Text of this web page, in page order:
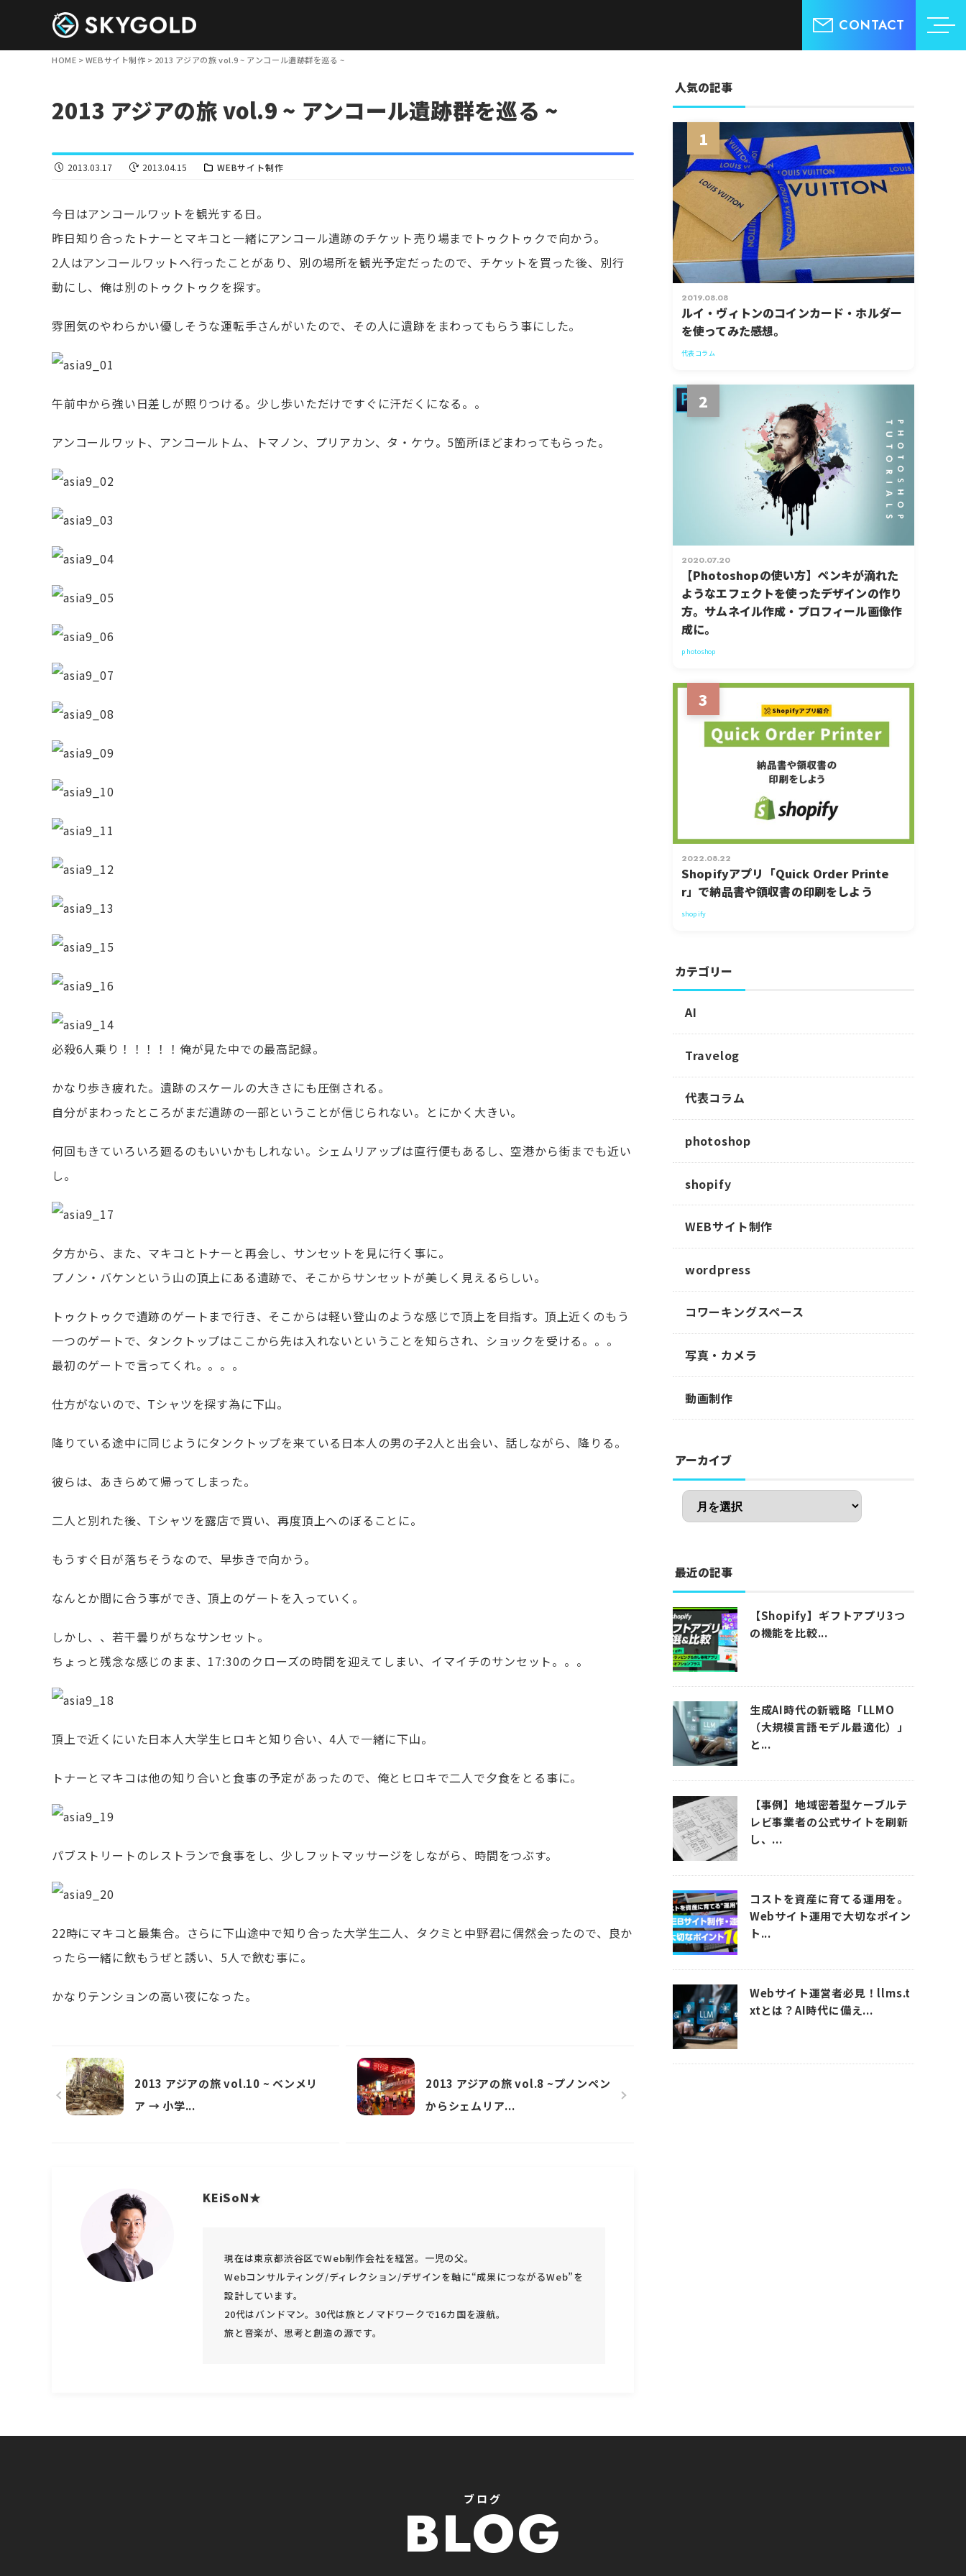
CONTACT
HOME >WEBサイト制作 > 2013 アジアの旅 vol.9 ~ アンコール遺跡群を巡る ~
2013 アジアの旅 vol.9 ~ アンコール遺跡群を巡る ~
2013.03.17 2013.04.15 WEBサイト制作
今日はアンコールワットを観光する日。
昨日知り合ったトナーとマキコと一緒にアンコール遺跡のチケット売り場までトゥクトゥクで向かう。
2人はアンコールワットへ行ったことがあり、別の場所を観光予定だったので、チケットを買った後、別行
動にし、俺は別のトゥクトゥクを探す。
雰囲気のやわらかい優しそうな運転手さんがいたので、その人に遺跡をまわってもらう事にした。
午前中から強い日差しが照りつける。少し歩いただけですぐに汗だくになる。。
アンコールワット、アンコールトム、トマノン、プリアカン、タ・ケウ。5箇所ほどまわってもらった。
必殺6人乗り！！！！！俺が見た中での最高記録。
かなり歩き疲れた。遺跡のスケールの大きさにも圧倒される。
自分がまわったところがまだ遺跡の一部ということが信じられない。とにかく大きい。
何回もきていろいろ廻るのもいいかもしれない。シェムリアップは直行便もあるし、空港から街までも近い
し。
夕方から、また、マキコとトナーと再会し、サンセットを見に行く事に。
プノン・バケンという山の頂上にある遺跡で、そこからサンセットが美しく見えるらしい。
トゥクトゥクで遺跡のゲートまで行き、そこからは軽い登山のような感じで頂上を目指す。頂上近くのもう
一つのゲートで、タンクトップはここから先は入れないということを知らされ、ショックを受ける。。。
最初のゲートで言ってくれ。。。。
仕方がないので、Tシャツを探す為に下山。
降りている途中に同じようにタンクトップを来ている日本人の男の子2人と出会い、話しながら、降りる。
彼らは、あきらめて帰ってしまった。
二人と別れた後、Tシャツを露店で買い、再度頂上へのぼることに。
もうすぐ日が落ちそうなので、早歩きで向かう。
なんとか間に合う事ができ、頂上のゲートを入っていく。
しかし、、若干曇りがちなサンセット。
ちょっと残念な感じのまま、17:30のクローズの時間を迎えてしまい、イマイチのサンセット。。。
頂上で近くにいた日本人大学生ヒロキと知り合い、4人で一緒に下山。
トナーとマキコは他の知り合いと食事の予定があったので、俺とヒロキで二人で夕食をとる事に。
パブストリートのレストランで食事をし、少しフットマッサージをしながら、時間をつぶす。
22時にマキコと最集合。さらに下山途中で知り合った大学生二人、タクミと中野君に偶然会ったので、良か
ったら一緒に飲もうぜと誘い、5人で飲む事に。
かなりテンションの高い夜になった。
2013 アジアの旅 vol.10 ~ ベンメリ
ア → 小学...
2013 アジアの旅 vol.8 ~プノンペン
からシェムリア...
KEiSoN★
現在は東京都渋谷区でWeb制作会社を経営。一児の父。
Webコンサルティング/ディレクション/デザインを軸に“成果につながるWeb”を
設計しています。
20代はバンドマン。30代は旅とノマドワークで16カ国を渡航。
旅と音楽が、思考と創造の源です。
人気の記事
1
2019.08.08
ルイ・ヴィトンのコインカード・ホルダー
を使ってみた感想。
代表コラム
2
2020.07.20
【Photoshopの使い方】ペンキが滴れた
ようなエフェクトを使ったデザインの作り
方。サムネイル作成・プロフィール画像作
成に。
photoshop
3
2022.08.22
Shopifyアプリ「Quick Order Printe
r」で納品書や領収書の印刷をしよう
shopify
カテゴリー
AI
Travelog
代表コラム
photoshop
shopify
WEBサイト制作
wordpress
コワーキングスペース
写真・カメラ
動画制作
アーカイブ
最近の記事
【Shopify】ギフトアプリ3つ
の機能を比較...
生成AI時代の新戦略「LLMO
（大規模言語モデル最適化）」
と...
【事例】地域密着型ケーブルテ
レビ事業者の公式サイトを刷新
し、...
コストを資産に育てる運用を。
Webサイト運用で大切なポイン
ト...
Webサイト運営者必見！llms.t
xtとは？AI時代に備え...
ブログ
BLOG